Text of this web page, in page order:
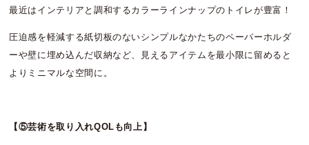
最近はインテリアと調和するカラーラインナップのトイレが豊富！
圧迫感を軽減する紙切板のないシンプルなかたちのペーパーホルダ
ーや壁に埋め込んだ収納など、見えるアイテムを最小限に留めると
よりミニマルな空間に。
【⑤芸術を取り入れQOLも向上】